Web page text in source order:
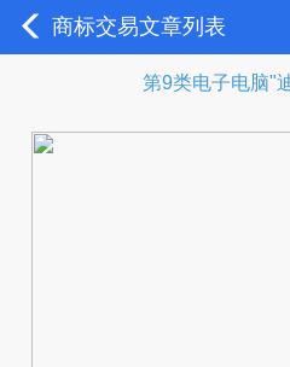
商标交易文章列表
第9类电子电脑"